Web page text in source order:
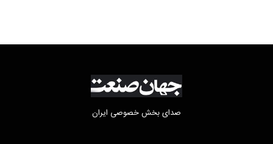
صدای بخش خصوصی ایران